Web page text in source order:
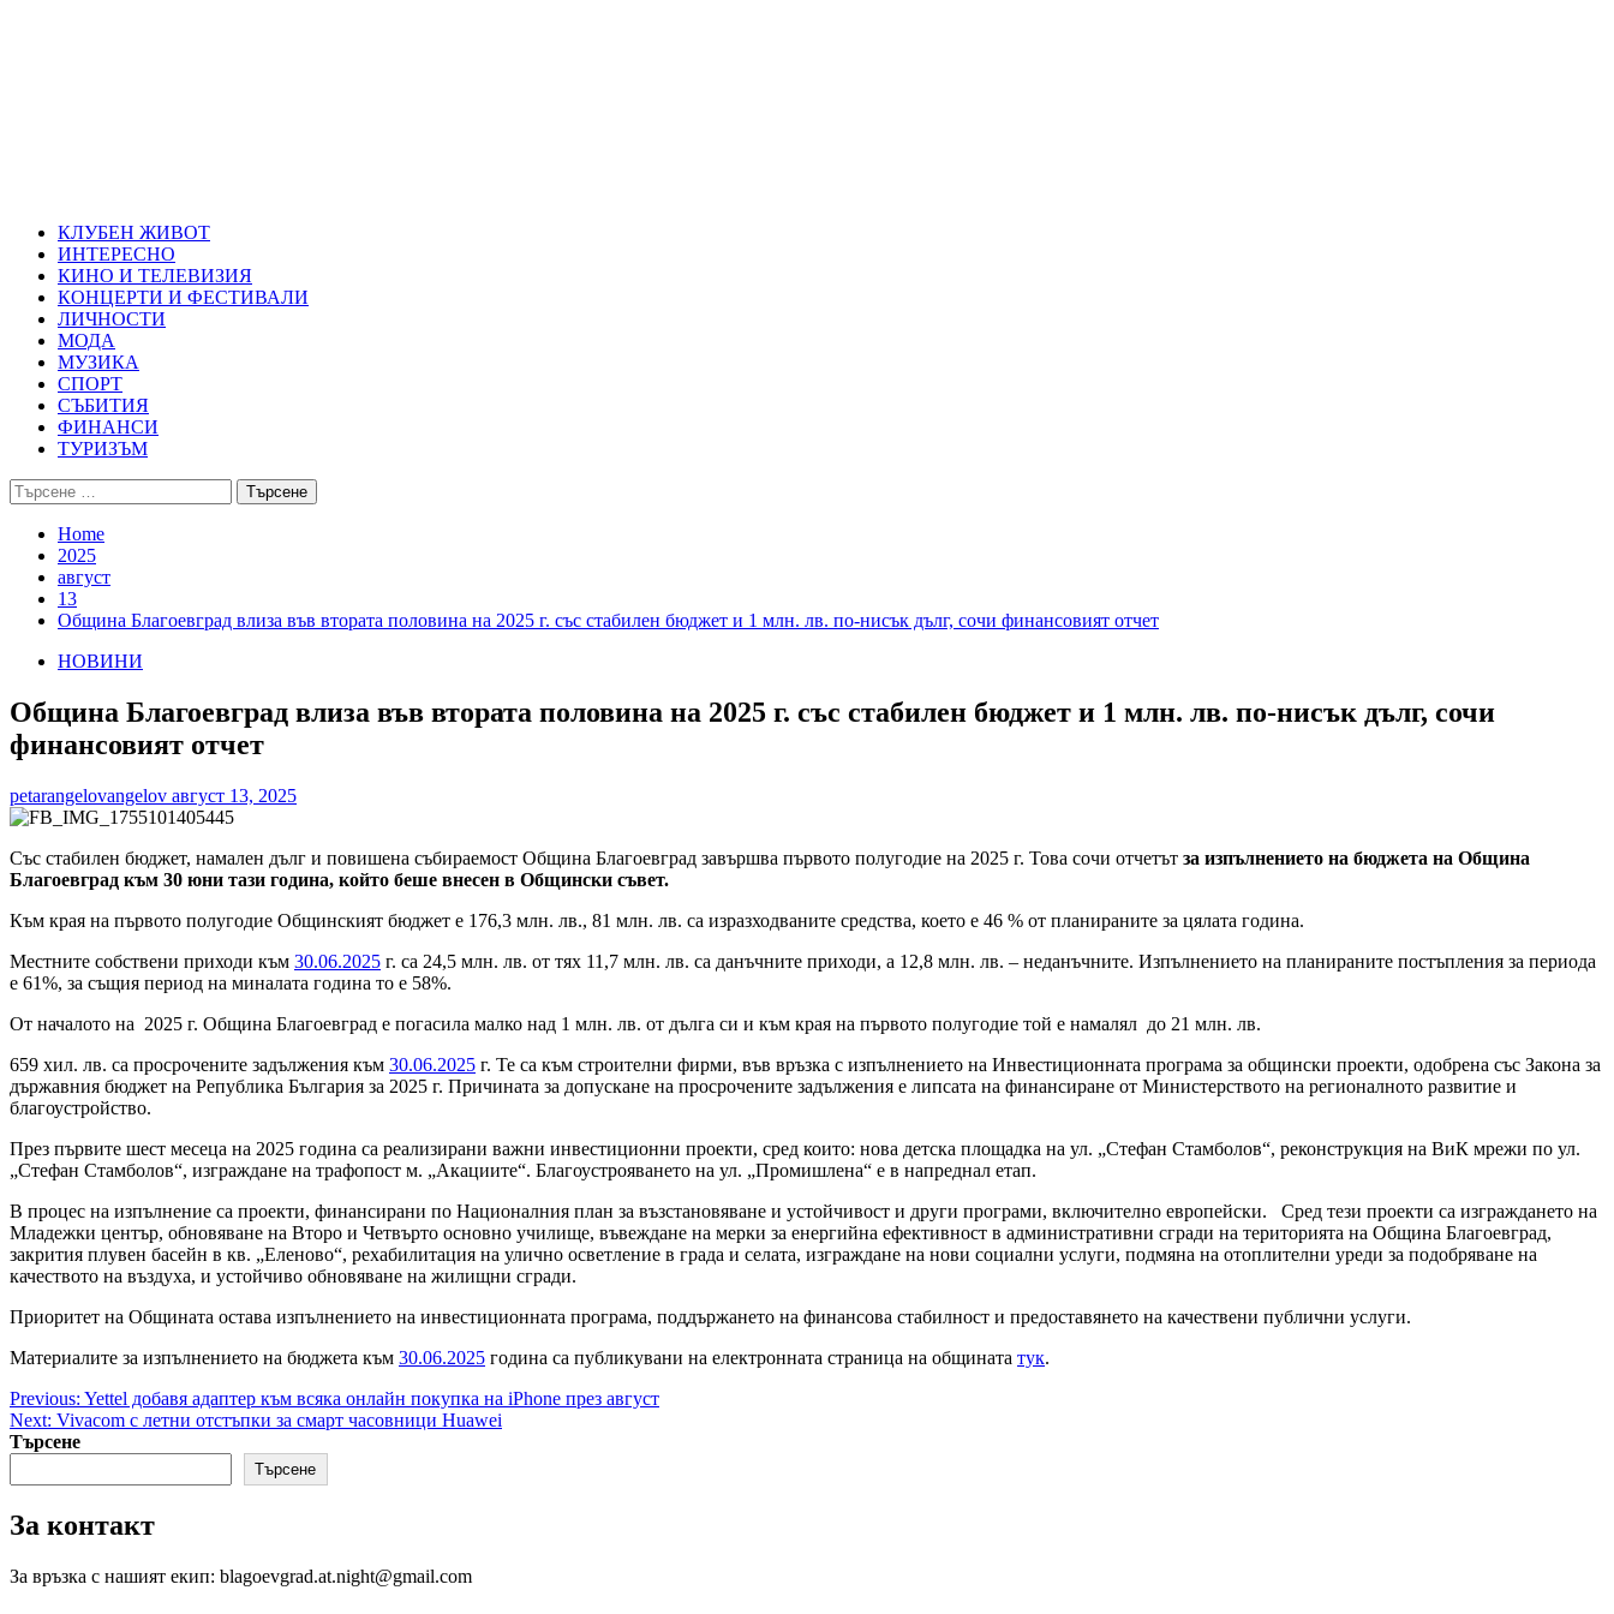
КЛУБЕН ЖИВОТ
ИНТЕРЕСНО
КИНО И ТЕЛЕВИЗИЯ
КОНЦЕРТИ И ФЕСТИВАЛИ
ЛИЧНОСТИ
МОДА
МУЗИКА
СПОРТ
СЪБИТИЯ
ФИНАНСИ
ТУРИЗЪМ
Търсене
за:
Home
2025
август
13
Община Благоевград влиза във втората половина на 2025 г. със стабилен бюджет и 1 млн. лв. по-нисък дълг, сочи финансовият отчет
НОВИНИ
Община Благоевград влиза във втората половина на 2025 г. със стабилен бюджет и 1 млн. лв. по-нисък дълг, сочи
финансовият отчет
petarangelovangelov август 13, 2025
Със стабилен бюджет, намален дълг и повишена събираемост Община Благоевград завършва първото полугодие на 2025 г. Това сочи отчетът за изпълнението на бюджета на Община
Благоевград към 30 юни тази година, който беше внесен в Общински съвет.
Към края на първото полугодие Общинският бюджет е 176,3 млн. лв., 81 млн. лв. са изразходваните средства, което е 46 % от планираните за цялата година.
Местните собствени приходи към 30.06.2025 г. са 24,5 млн. лв. от тях 11,7 млн. лв. са данъчните приходи, а 12,8 млн. лв. – неданъчните. Изпълнението на планираните постъпления за периода
е 61%, за същия период на миналата година то е 58%.
От началото на 2025 г. Община Благоевград е погасила малко над 1 млн. лв. от дълга си и към края на първото полугодие той е намалял до 21 млн. лв.
659 хил. лв. са просрочените задължения към 30.06.2025 г. Те са към строителни фирми, във връзка с изпълнението на Инвестиционната програма за общински проекти, одобрена със Закона за
държавния бюджет на Република България за 2025 г. Причината за допускане на просрочените задължения е липсата на финансиране от Министерството на регионалното развитие и
благоустройство.
През първите шест месеца на 2025 година са реализирани важни инвестиционни проекти, сред които: нова детска площадка на ул. „Стефан Стамболов“, реконструкция на ВиК мрежи по ул.
„Стефан Стамболов“, изграждане на трафопост м. „Акациите“. Благоустрояването на ул. „Промишлена“ е в напреднал етап.
В процес на изпълнение са проекти, финансирани по Националния план за възстановяване и устойчивост и други програми, включително европейски. Сред тези проекти са изграждането на
Младежки център, обновяване на Второ и Четвърто основно училище, въвеждане на мерки за енергийна ефективност в административни сгради на територията на Община Благоевград,
закрития плувен басейн в кв. „Еленово“, рехабилитация на улично осветление в града и селата, изграждане на нови социални услуги, подмяна на отоплителни уреди за подобряване на
качеството на въздуха, и устойчиво обновяване на жилищни сгради.
Приоритет на Общината остава изпълнението на инвестиционната програма, поддържането на финансова стабилност и предоставянето на качествени публични услуги.
Материалите за изпълнението на бюджета към 30.06.2025 година са публикувани на електронната страница на общината тук.
Post
navigation
Previous: Yettel добавя адаптер към всяка онлайн покупка на iPhone през август
Next: Vivacom с летни отстъпки за смарт часовници Huawei
Търсене
Търсене
За контакт
За връзка с нашият екип: blagoevgrad.at.night@gmail.com